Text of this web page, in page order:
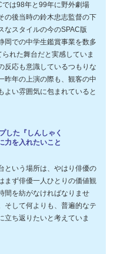
は98年と99年に野外劇場
の後当時の鈴木忠志監督の下
なスタイルの今のSPAC版
岡での中学生鑑賞事業を数多
れた舞台だと実感していま
反応も意識しているつもりな
昨年の上演の際も、観客の中
よい雰囲気に包まれていると
した『しんしゃく
力を入れたいこと
という場所は、やはり俳優の
まず俳優一人ひとりの価値観
間を紡がなければなりませ
そして何よりも、普遍的なテ
立ち返りたいと考えていま